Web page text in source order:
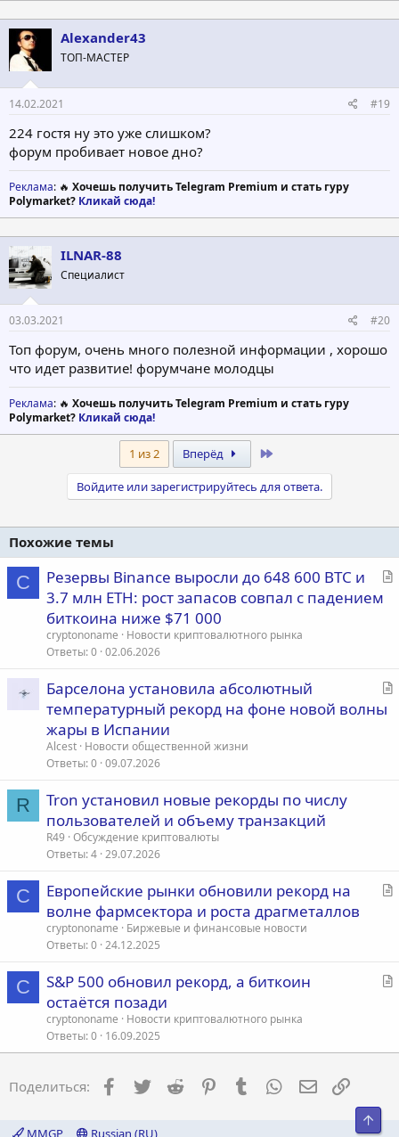
Alexander43
ТОП-МАСТЕР
14.02.2021 #19
224 гостя ну это уже слишком?
форум пробивает новое дно?
Реклама: 🔥 Хочешь получить Telegram Premium и стать гуру
Polymarket? Кликай сюда!
ILNAR-88
Специалист
03.03.2021 #20
Топ форум, очень много полезной информации , хорошо
что идет развитие! форумчане молодцы
Реклама: 🔥 Хочешь получить Telegram Premium и стать гуру
Polymarket? Кликай сюда!
1 из 2 Вперёд
Войдите или зарегистрируйтесь для ответа.
Похожие темы
C
С
Резервы Binance выросли до 648 600 BTC и
3.7 млн ETH: рост запасов совпал с падением
биткоина ниже $71 000
cryptononame
Новости криптовалютного рынка
Ответы 0 02.06.2026
С
Барселона установила абсолютный
температурный рекорд на фоне новой волны
жары в Испании
Alcest Новости общественной жизни
Ответы 0 09.07.2026
R
Tron установил новые рекорды по числу
пользователей и объему транзакций
R49 Обсуждение криптовалюты
Ответы 4 29.07.2026
C
С
я
Европейские рынки обновили рекорд на
волне фармсектора и роста драгметаллов
cryptononame
Биржевые и финансовые новости
Ответы 0 24.12.2025
C
С
ь
S&P 500 обновил рекорд, а биткоин
остаётся позади
cryptononame
Новости криптовалютного рынка
Ответы 0 16.09.2025
Поделиться: Facebook
Twitter Reddit PinterestTumblr WhatsApp
MMGP Russian (RU)